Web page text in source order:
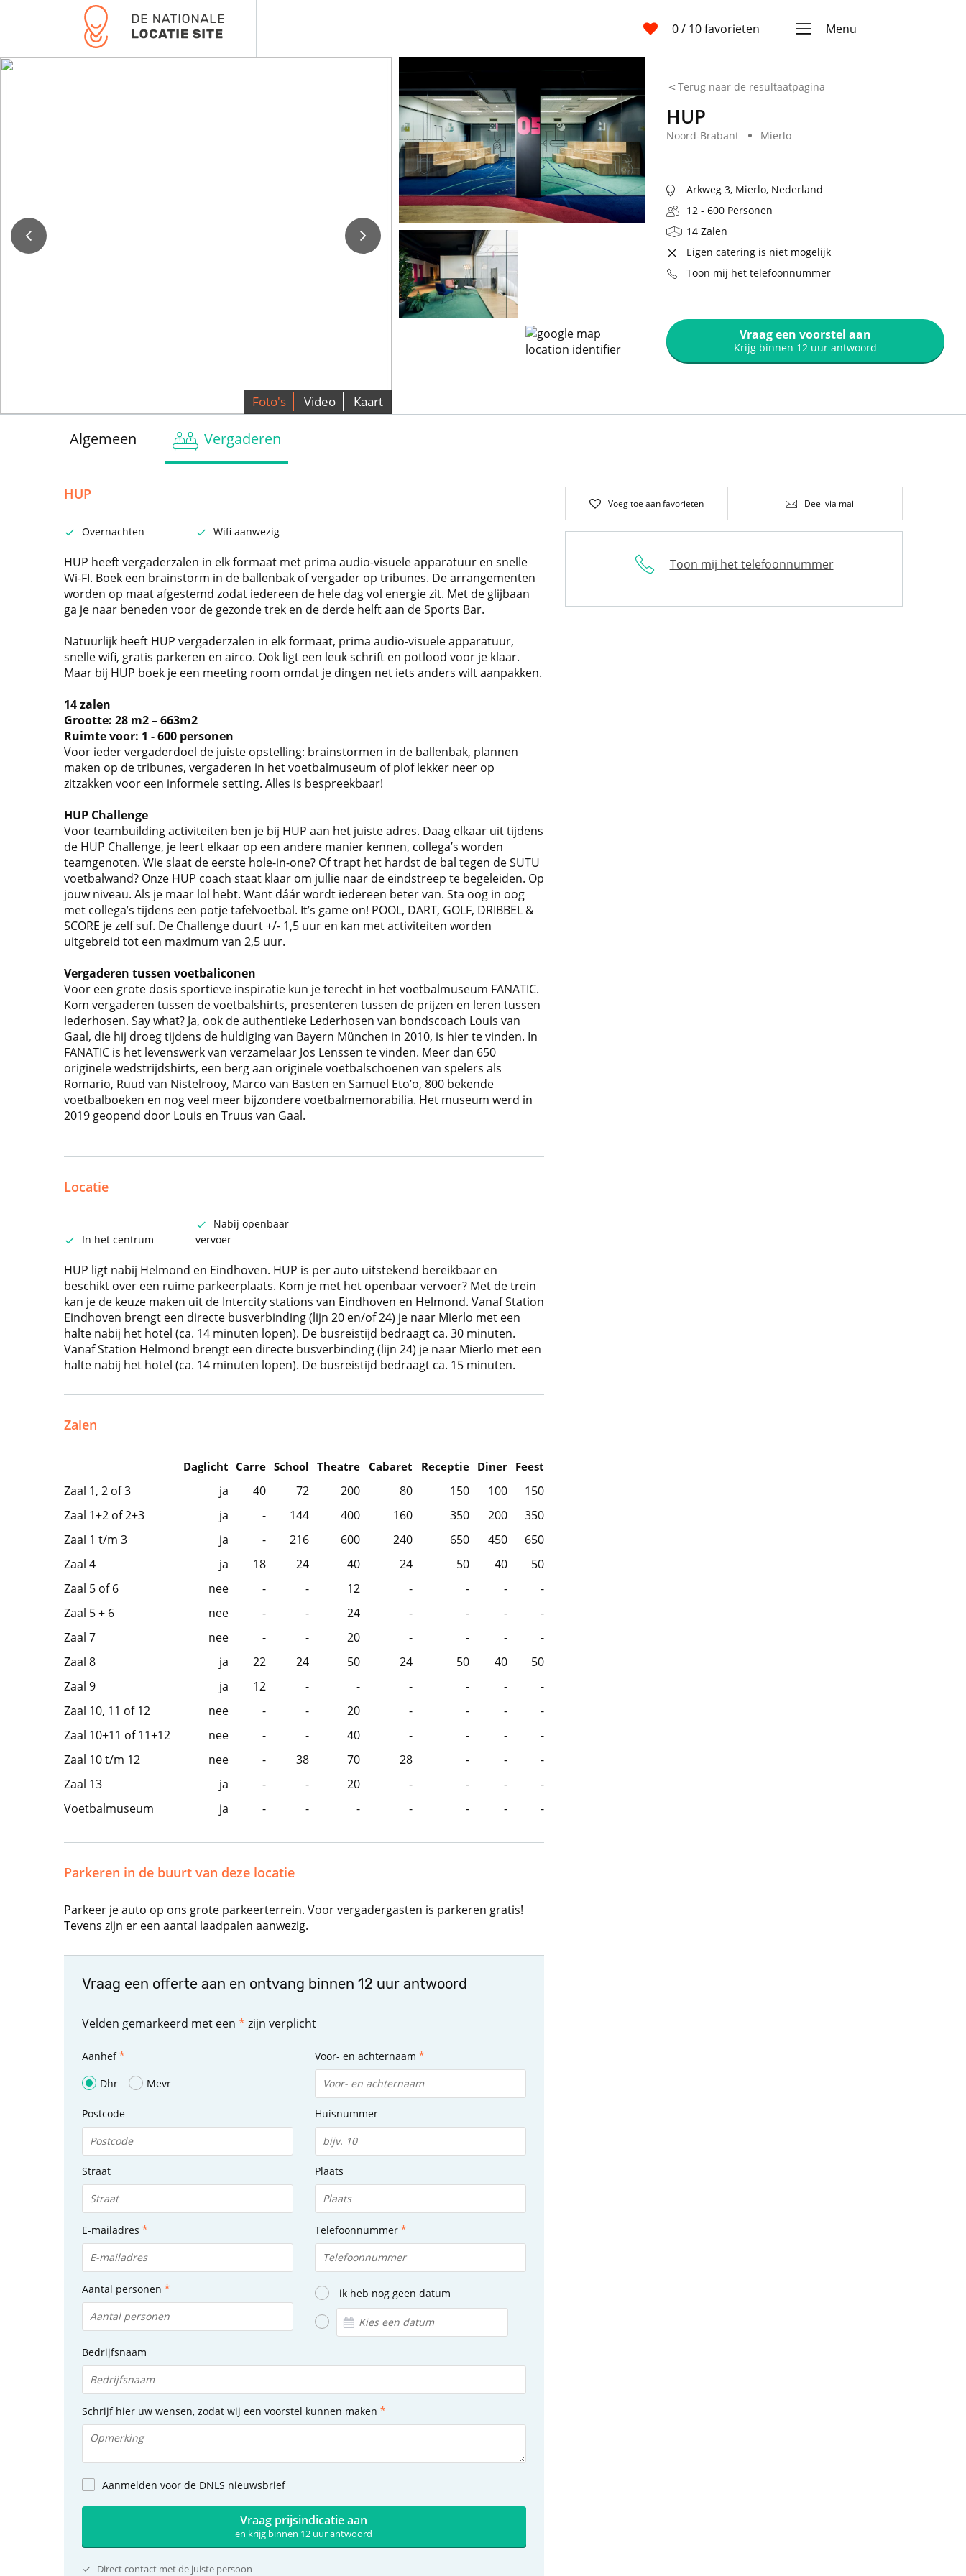
0/ 10 favorieten Menu
Foto's Video Kaart
Terug naar de resultaatpagina
HUP
Noord-Brabant Mierlo
Arkweg 3, Mierlo, Nederland
12 - 600 Personen
14 Zalen
Eigen catering is niet mogelijk
Toon mij het telefoonnummer
Vraag een voorstel aan
Krijg binnen 12 uur antwoord
Algemeen Vergaderen
HUP
Overnachten Wifi aanwezig
HUP heeft vergaderzalen in elk formaat met prima audio-visuele apparatuur en snelle
Wi-FI. Boek een brainstorm in de ballenbak of vergader op tribunes. De arrangementen
worden op maat afgestemd zodat iedereen de hele dag vol energie zit. Met de glijbaan
ga je naar beneden voor de gezonde trek en de derde helft aan de Sports Bar.
Natuurlijk heeft HUP vergaderzalen in elk formaat, prima audio-visuele apparatuur,
snelle wifi, gratis parkeren en airco. Ook ligt een leuk schrift en potlood voor je klaar.
Maar bij HUP boek je een meeting room omdat je dingen net iets anders wilt aanpakken.
14 zalen
Grootte: 28 m2 – 663m2
Ruimte voor: 1 - 600 personen
Voor ieder vergaderdoel de juiste opstelling: brainstormen in de ballenbak, plannen
maken op de tribunes, vergaderen in het voetbalmuseum of plof lekker neer op
zitzakken voor een informele setting. Alles is bespreekbaar!
HUP Challenge
Voor teambuilding activiteiten ben je bij HUP aan het juiste adres. Daag elkaar uit tijdens
de HUP Challenge, je leert elkaar op een andere manier kennen, collega’s worden
teamgenoten. Wie slaat de eerste hole-in-one? Of trapt het hardst de bal tegen de SUTU
voetbalwand? Onze HUP coach staat klaar om jullie naar de eindstreep te begeleiden. Op
jouw niveau. Als je maar lol hebt. Want dáár wordt iedereen beter van. Sta oog in oog
met collega’s tijdens een potje tafelvoetbal. It’s game on! POOL, DART, GOLF, DRIBBEL &
SCORE je zelf suf. De Challenge duurt +/- 1,5 uur en kan met activiteiten worden
uitgebreid tot een maximum van 2,5 uur.
Vergaderen tussen voetbaliconen
Voor een grote dosis sportieve inspiratie kun je terecht in het voetbalmuseum FANATIC.
Kom vergaderen tussen de voetbalshirts, presenteren tussen de prijzen en leren tussen
lederhosen. Say what? Ja, ook de authentieke Lederhosen van bondscoach Louis van
Gaal, die hij droeg tijdens de huldiging van Bayern München in 2010, is hier te vinden. In
FANATIC is het levenswerk van verzamelaar Jos Lenssen te vinden. Meer dan 650
originele wedstrijdshirts, een berg aan originele voetbalschoenen van spelers als
Romario, Ruud van Nistelrooy, Marco van Basten en Samuel Eto’o, 800 bekende
voetbalboeken en nog veel meer bijzondere voetbalmemorabilia. Het museum werd in
2019 geopend door Louis en Truus van Gaal.
Locatie
In het centrum
Nabij openbaar
vervoer
HUP ligt nabij Helmond en Eindhoven. HUP is per auto uitstekend bereikbaar en
beschikt over een ruime parkeerplaats. Kom je met het openbaar vervoer? Met de trein
kan je de keuze maken uit de Intercity stations van Eindhoven en Helmond. Vanaf Station
Eindhoven brengt een directe busverbinding (lijn 20 en/of 24) je naar Mierlo met een
halte nabij het hotel (ca. 14 minuten lopen). De busreistijd bedraagt ca. 30 minuten.
Vanaf Station Helmond brengt een directe busverbinding (lijn 24) je naar Mierlo met een
halte nabij het hotel (ca. 14 minuten lopen). De busreistijd bedraagt ca. 15 minuten.
Zalen
Daglicht Carre School Theatre Cabaret Receptie Diner Feest
Zaal 1, 2 of 3 ja 40 72 200 80 150 100
150
Zaal 1+2 of 2+3
ja - 144 400 160 350 200
350
Zaal 1 t/m 3
ja - 216 600 240 650 450
650
Zaal 4
ja 18 24 40 24 50 40
50
Zaal 5 of 6
nee - - 12 - - -
-
Zaal 5 + 6
nee - - 24 - - -
-
Zaal 7
nee - - 20 - - -
-
Zaal 8
ja 22 24 50 24 50 40
50
Zaal 9
ja 12 - - - - -
-
Zaal 10, 11 of 12
nee - - 20 - - -
-
Zaal 10+11 of 11+12
nee - - 40 - - -
-
Zaal 10 t/m 12
nee - 38 70 28 - -
-
Zaal 13
ja - - 20 - - -
-
Voetbalmuseum
ja - - - - - - -
Parkeren in de buurt van deze locatie
Parkeer je auto op ons grote parkeerterrein. Voor vergadergasten is parkeren gratis!
Tevens zijn er een aantal laadpalen aanwezig.
Vraag een offerte aan en ontvang binnen 12 uur antwoord
Velden gemarkeerd met een * zijn verplicht
Aanhef
Dhr
Mevr
Voor- en achternaam
Postcode Huisnummer
Straat Plaats
E-mailadres Telefoonnummer
Aantal personen ik heb nog geen datum
Bedrijfsnaam
Schrijf hier uw wensen, zodat wij een voorstel kunnen maken
Aanmelden voor de DNLS nieuwsbrief
Vraag prijsindicatie aan
en krijg binnen 12 uur antwoord
Direct contact met de juiste persoon
Voeg toe aan favorieten Deel via mail
Toon mij het telefoonnummer